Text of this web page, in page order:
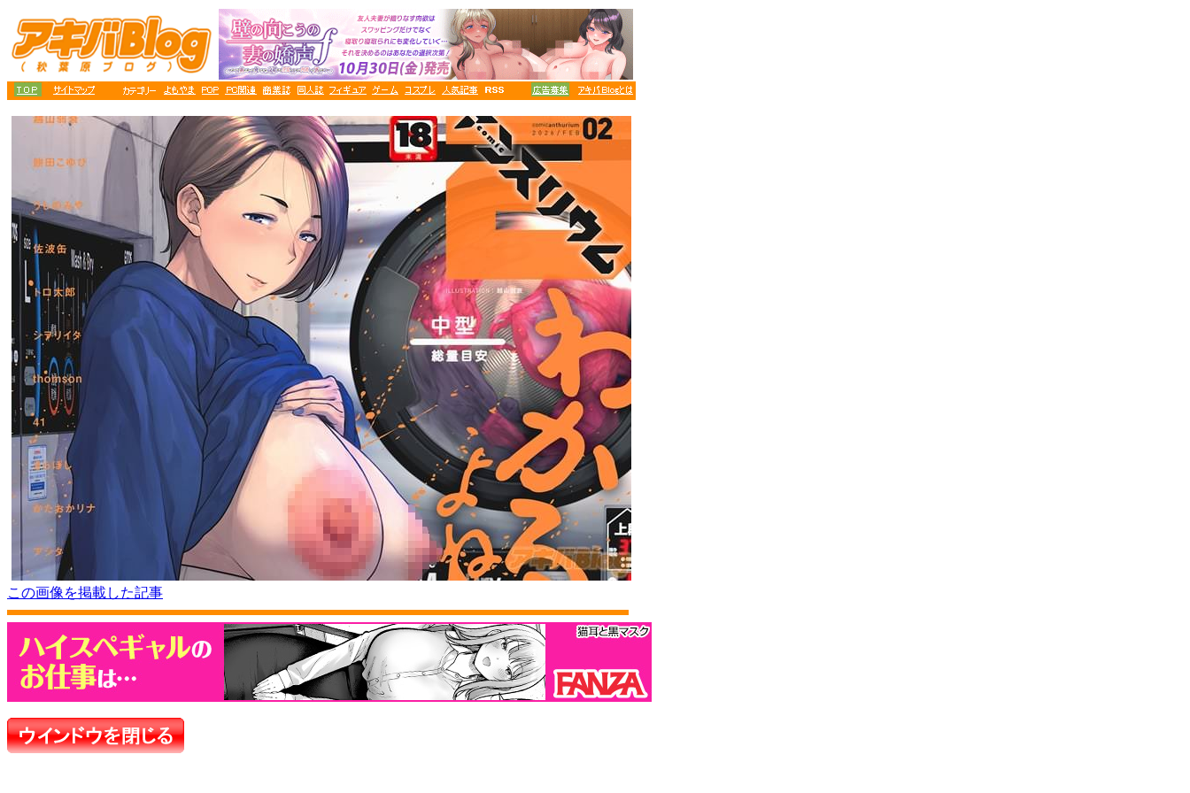
この画像を掲載した記事